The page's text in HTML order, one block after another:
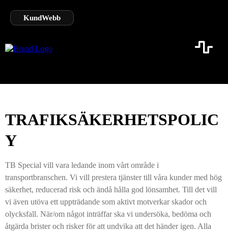
KundWebb
TRAFIKSÄKERHETSPOLIC
Y
TB Special vill vara ledande inom vårt område i
transportbranschen. Vi vill prestera tjänster till våra kunder med hög
säkerhet, reducerad risk och ändå hålla god lönsamhet. Till det vill
vi även utöva ett uppträdande som aktivt motverkar skador och
olycksfall. När/om något inträffar ska vi undersöka, bedöma och
åtgärda brister och risker för att undvika att det händer igen. Alla